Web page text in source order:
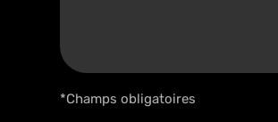
*Champs obligatoires